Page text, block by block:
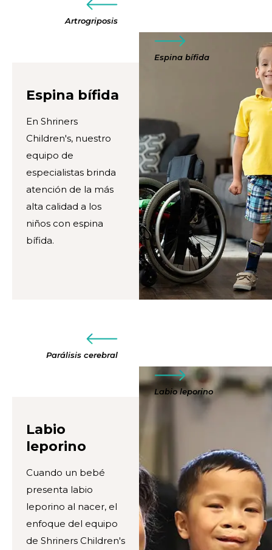
Artrogriposis
Espina bífida
Espina bífida
En Shriners
Children's, nuestro
equipo de
especialistas brinda
atención de la más
alta calidad a los
niños con espina
bífida.
Parálisis cerebral
Labio leporino
Labio
leporino
Cuando un bebé
presenta labio
leporino al nacer, el
enfoque del equipo
de Shriners Children's